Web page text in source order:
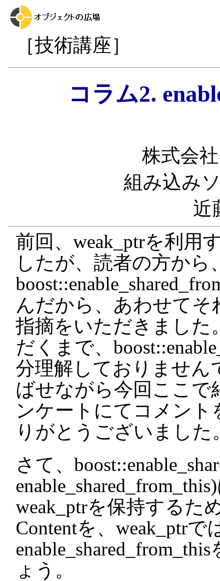
［技術講座］
コラム2.
株式会
組み込み
近
前回、weak_ptrを利用
したが、読者の方か
んだから、あわせて
指摘をいただきました
だくまで、
分理解しておりません
ばせながら今回ここ
ンケートにてコメン
りがとうございました
さて、
weak_ptrを保持するた
Contentを、weak_ptrで
ょう。